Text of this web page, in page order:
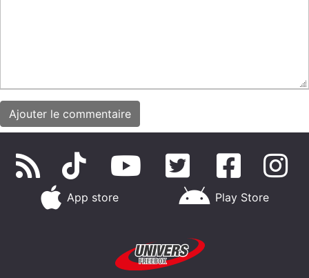
App store Play Store